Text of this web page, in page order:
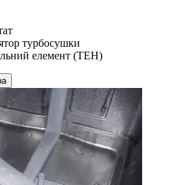
турбосушки
елемент (ТЕН)